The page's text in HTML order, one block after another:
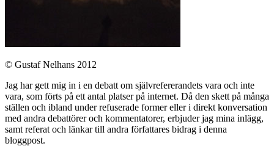
© Gustaf Nelhans 2012
Jag har gett mig in i en debatt om självrefererandets vara och inte
vara, som förts på ett antal platser på internet. Då den skett på många
ställen och ibland under refuserade former eller i direkt konversation
med andra debattörer och kommentatorer, erbjuder jag mina inlägg,
samt referat och länkar till andra författares bidrag i denna
bloggpost.